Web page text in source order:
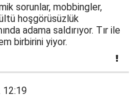
sorunlar, mobbingler,
hoşgörüsüzlük
adama saldırıyor. Tır ile
birbirini yiyor.
12:19